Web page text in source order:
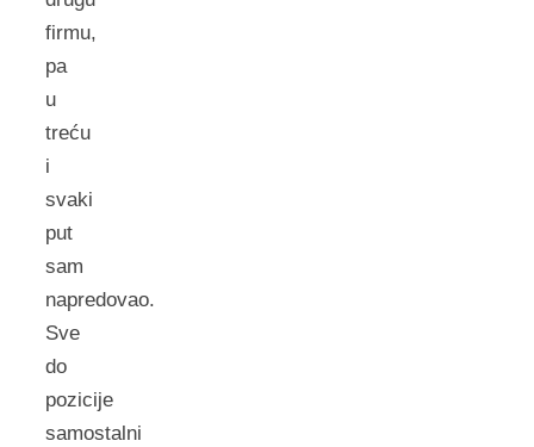
firmu,
pa
u
treću
i
svaki
put
sam
napredovao.
Sve
do
pozicije
samostalni